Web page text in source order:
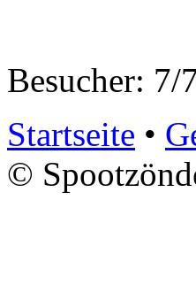
Besucher: 7/
Startseite •
©